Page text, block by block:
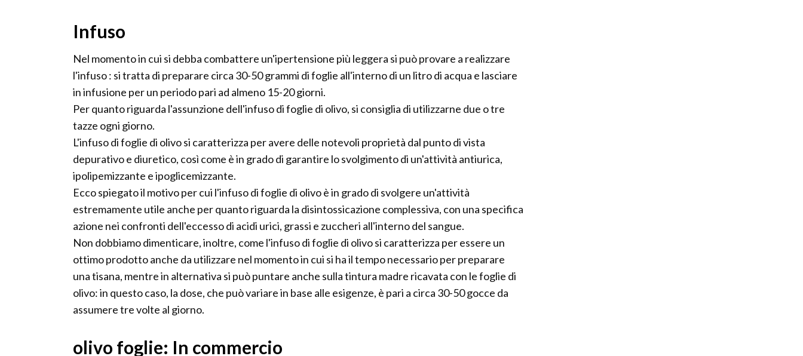
Infuso
Nel momento in cui si debba combattere un'ipertensione più leggera si può provare a realizzare
l'infuso : si tratta di preparare circa 30-50 grammi di foglie all'interno di un litro di acqua e lasciare
in infusione per un periodo pari ad almeno 15-20 giorni.
Per quanto riguarda l'assunzione dell'infuso di foglie di olivo, si consiglia di utilizzarne due o tre
tazze ogni giorno.
L'infuso di foglie di olivo si caratterizza per avere delle notevoli proprietà dal punto di vista
depurativo e diuretico, così come è in grado di garantire lo svolgimento di un'attività antiurica,
ipolipemizzante e ipoglicemizzante.
Ecco spiegato il motivo per cui l'infuso di foglie di olivo è in grado di svolgere un'attività
estremamente utile anche per quanto riguarda la disintossicazione complessiva, con una specifica
azione nei confronti dell'eccesso di acidi urici, grassi e zuccheri all'interno del sangue.
Non dobbiamo dimenticare, inoltre, come l'infuso di foglie di olivo si caratterizza per essere un
ottimo prodotto anche da utilizzare nel momento in cui si ha il tempo necessario per preparare
una tisana, mentre in alternativa si può puntare anche sulla tintura madre ricavata con le foglie di
olivo: in questo caso, la dose, che può variare in base alle esigenze, è pari a circa 30-50 gocce da
assumere tre volte al giorno.
olivo foglie: In commercio